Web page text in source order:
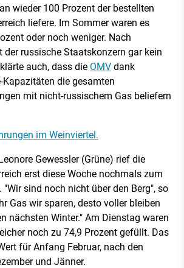
wieder 100 Prozent der bestellten
liefere. Im Sommer waren es
oder noch weniger. Nach
der russische Staatskonzern gar kein
auch, dass die OMV dank
Kapazitäten die gesamten
mit nicht-russischem Gas beliefern
im Weinviertel.
Gewessler (Grüne) rief die
erst diese Woche nochmals zum
"Wir sind noch nicht über den Berg", so
Gas wir sparen, desto voller bleiben
nächsten Winter." Am Dienstag waren
noch zu 74,9 Prozent gefüllt. Das
für Anfang Februar, nach den
und Jänner.